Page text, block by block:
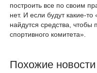
построить все по своим
нет. И если будут какие-
найдутся средства, чтобы
спортивного комитета».
Похожие новости